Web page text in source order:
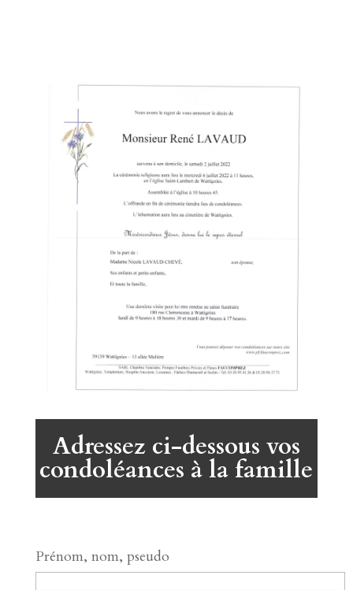
Adressez ci-dessous vos
condoléances à la famille
Prénom, nom, pseudo